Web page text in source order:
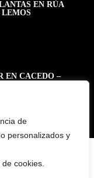
de
personalizados y
cookies.
EN RÚA
EN CACEDO –